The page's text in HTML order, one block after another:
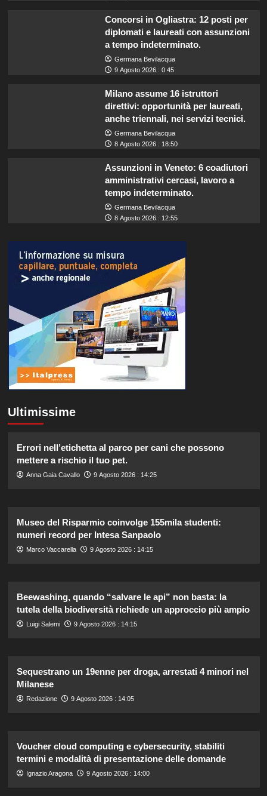
Concorsi in Ogliastra: 12 posti per
diplomati e laureati con assunzioni
a tempo indeterminato.
Germana Bevilacqua
9 Agosto 2026 : 0:45
Milano assume 16 istruttori
direttivi: opportunità per laureati,
anche triennali, nei servizi tecnici.
Germana Bevilacqua
8 Agosto 2026 : 18:50
Assunzioni in Veneto: 6 coadiutori
amministrativi cercasi, lavoro a
tempo indeterminato.
Germana Bevilacqua
8 Agosto 2026 : 12:55
Ultimissime
Errori nell’etichetta al parco per cani che possono
mettere a rischio il tuo pet.
Anna Gaia Cavallo 9 Agosto 2026 : 14:25
Museo del Risparmio coinvolge 155mila studenti:
numeri record per Intesa Sanpaolo
Marco Vaccarella 9 Agosto 2026 : 14:15
Beewashing, quando “salvare le api” non basta: la
tutela della biodiversità richiede un approccio più ampio
Luigi Salemi 9 Agosto 2026 : 14:15
Sequestrano un 19enne per droga, arrestati 4 minori nel
Milanese
Redazione 9 Agosto 2026 : 14:05
Voucher cloud computing e cybersecurity, stabiliti
termini e modalità di presentazione delle domande
Ignazio Aragona 9 Agosto 2026 : 14:00